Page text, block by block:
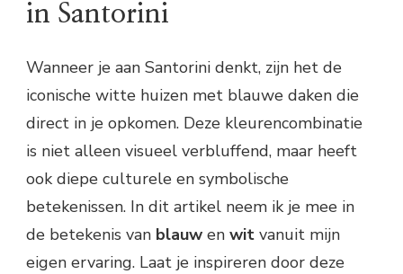
in Santorini
Wanneer je aan Santorini denkt, zijn het de
iconische witte huizen met blauwe daken die
direct in je opkomen. Deze kleurencombinatie
is niet alleen visueel verbluffend, maar heeft
ook diepe culturele en symbolische
betekenissen. In dit artikel neem ik je mee in
de betekenis van blauw en wit vanuit mijn
eigen ervaring. Laat je inspireren door deze